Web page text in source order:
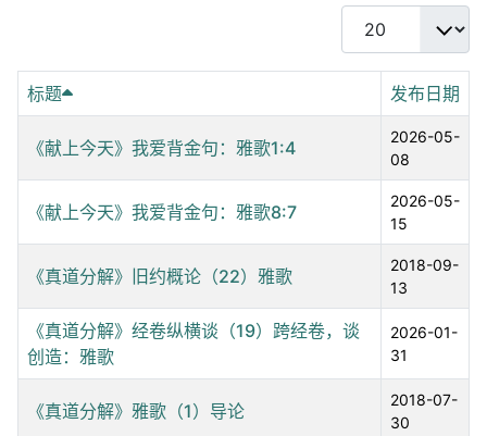
每页显示条数
标题 发布日期
《献上今天》我爱背金句：雅歌1:4
2026-05-
08
《献上今天》我爱背金句：雅歌8:7
2026-05-
15
《真道分解》旧约概论（22）雅歌
2018-09-
13
《真道分解》经卷纵横谈（19）跨经卷，谈
创造：雅歌
2026-01-
31
《真道分解》雅歌（1）导论
2018-07-
30